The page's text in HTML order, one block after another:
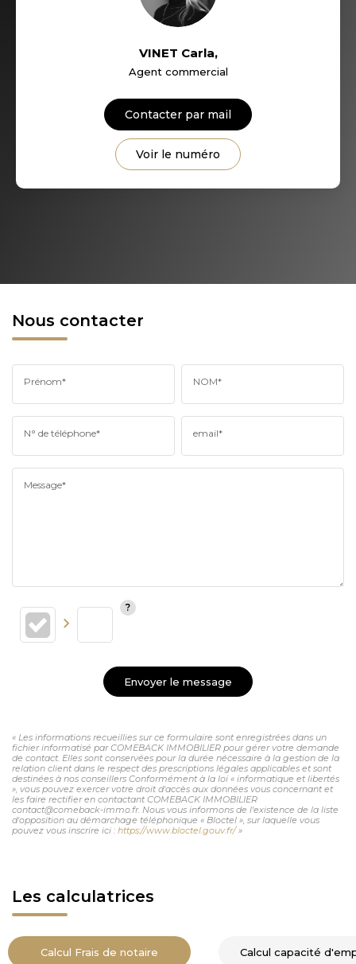
VINET Carla,
Agent commercial
Contacter par mail
Voir le numéro
Nous contacter
Prénom* NOM*
N° de téléphone* email*
Message*
Envoyer le message
« Les informations recueillies sur ce formulaire sont enregistrées dans un
fichier informatisé par COMEBACK IMMOBILIER pour gérer votre demande
de contact. Elles sont conservées pour la durée nécessaire à la gestion de la
relation client dans le respect des prescriptions légales applicables et sont
destinées à nos conseillers Conformément à la loi « informatique et libertés
», vous pouvez exercer votre droit d'accès aux données vous concernant et
les faire rectifier en contactant COMEBACK IMMOBILIER
contact@comeback-immo.fr. Nous vous informons de l'existence de la liste
d'opposition au démarchage téléphonique « Bloctel », sur laquelle vous
pouvez vous inscrire ici : https://www.bloctel.gouv.fr/»
Les calculatrices
Calcul Frais de notaire Calcul capacité